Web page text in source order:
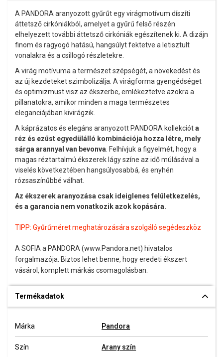
A PANDORA aranyozott gyűrűt egy virágmotívum díszíti
áttetsző cirkóniákból, amelyet a gyűrű felső részén
elhelyezett további áttetsző cirkóniák egészítenek ki. A dizájn
finom és ragyogó hatású, hangsúlyt fektetve a letisztult
vonalakra és a csillogó részletekre.
A virág motívuma a természet szépségét, a növekedést és
az új kezdeteket szimbolizálja. A virágforma gyengédséget
és optimizmust visz az ékszerbe, emlékeztetve azokra a
pillanatokra, amikor minden a maga természetes
eleganciájában kivirágzik.
A káprázatos és elegáns aranyozott PANDORA kollekcióta
réz és ezüst egyedülálló kombinációja hozza létre, mely
sárga arannyal van bevonva . Felhívjuk a figyelmét, hogy a
magas réztartalmú ékszerek lágy színe az idő múlásával a
viselés következtében hangsúlyosabbá, és enyhén
rózsaszínűbbé válhat.
Az ékszerek aranyozása csak ideiglenes felületkezelés,
és a garancia nem vonatkozik azok kopására.
TIPP: Gyűrűméret meghatározására szolgáló segédeszköz
A SOFIA a PANDORA (www.Pandora.net) hivatalos
forgalmazója. Biztos lehet benne, hogy eredeti ékszert
vásárol, komplett márkás csomagolásban.
Termékadatok
Márka Pandora
Szín Arany szín